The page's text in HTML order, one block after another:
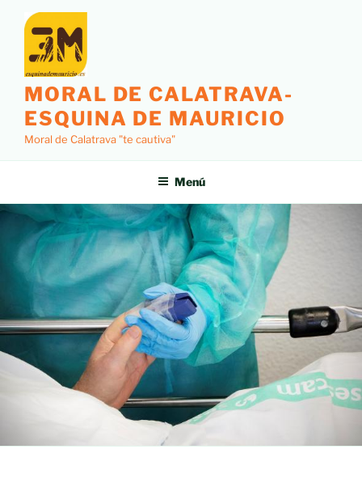
MORAL DE CALATRAVA-
ESQUINA DE MAURICIO
Moral de Calatrava "te cautiva"
Menú